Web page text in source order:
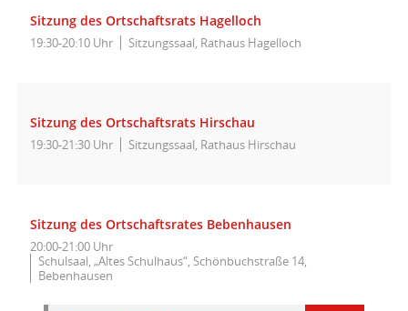
Sitzung des Ortschaftsrats Hagelloch
19:30-20:10 Uhr Sitzungssaal, Rathaus Hagelloch
Sitzung des Ortschaftsrats Hirschau
19:30-21:30 Uhr Sitzungssaal, Rathaus Hirschau
Sitzung des Ortschaftsrates Bebenhausen
20:00-21:00 Uhr
Schulsaal, „Altes Schulhaus“, Schönbuchstraße 14,
Bebenhausen